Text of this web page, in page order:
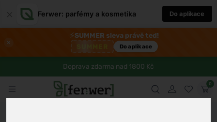
Ferwer: parfémy a kosmetika Do aplikace
×
⚡SUMMER sleva právě teď!
Do aplikace
Doprava zdarma nad 1800 Kč
0